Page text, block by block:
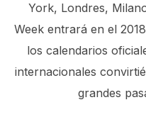
York, Londres,
Week entrará en el
los calendarios
internacionales
grandes